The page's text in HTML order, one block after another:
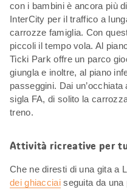
con i bambini è ancora più
InterCity per il traffico a
carrozze famiglia. Con
piccoli il tempo vola. Al
Ticki Park offre un parco
giungla e inoltre, al piano
passeggini. Dai
sigla FA, di solito la
treno.
Attività ricreative per
Che ne diresti di una gita a
dei ghiacciaiseguita da una